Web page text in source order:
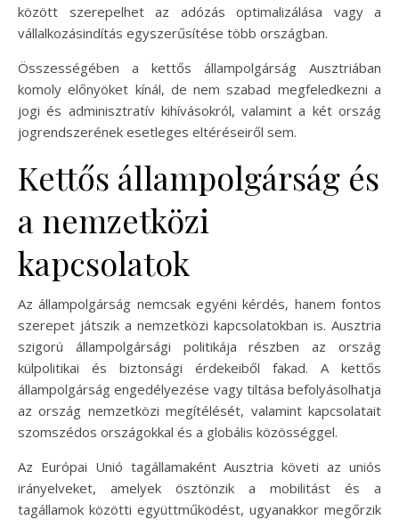
között szerepelhet az adózás optimalizálása vagy a
vállalkozásindítás egyszerűsítése több országban.
Összességében a kettős állampolgárság Ausztriában
komoly előnyöket kínál, de nem szabad megfeledkezni a
jogi és adminisztratív kihívásokról, valamint a két ország
jogrendszerének esetleges eltéréseiről sem.
Kettős állampolgárság és
a nemzetközi
kapcsolatok
Az állampolgárság nemcsak egyéni kérdés, hanem fontos
szerepet játszik a nemzetközi kapcsolatokban is. Ausztria
szigorú állampolgársági politikája részben az ország
külpolitikai és biztonsági érdekeiből fakad. A kettős
állampolgárság engedélyezése vagy tiltása befolyásolhatja
az ország nemzetközi megítélését, valamint kapcsolatait
szomszédos országokkal és a globális közösséggel.
Az Európai Unió tagállamaként Ausztria követi az uniós
irányelveket, amelyek ösztönzik a mobilitást és a
tagállamok közötti együttműködést, ugyanakkor megőrzik